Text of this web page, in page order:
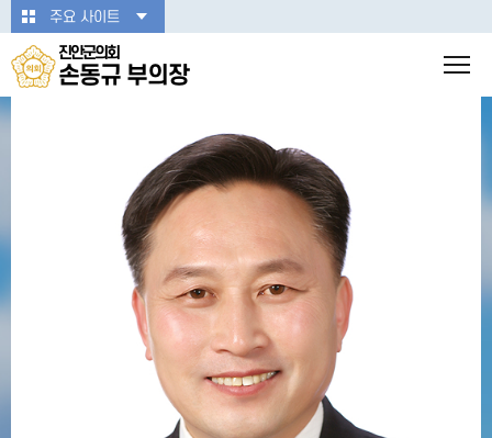
본문바로가기주요 사이트
진안군의회
손동규 부의장